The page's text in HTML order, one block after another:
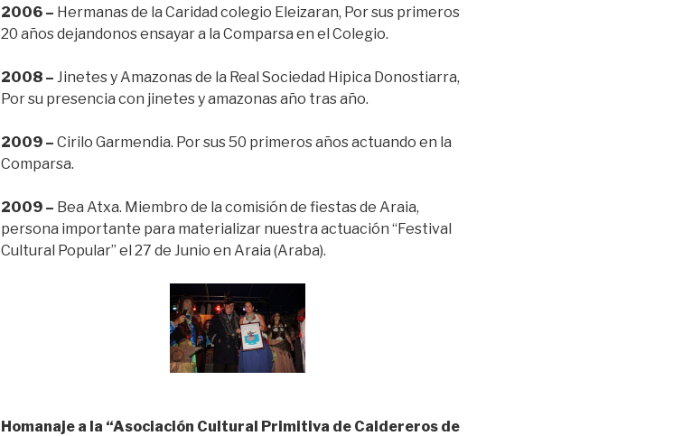
2006 – Hermanas de la Caridad colegio Eleizaran, Por sus primeros
20 años dejandonos ensayar a la Comparsa en el Colegio.
2008 – Jinetes y Amazonas de la Real Sociedad Hipica Donostiarra,
Por su presencia con jinetes y amazonas año tras año.
2009 – Cirilo Garmendia. Por sus 50 primeros años actuando en la
Comparsa.
2009 – Bea Atxa. Miembro de la comisión de fiestas de Araia,
persona importante para materializar nuestra actuación “Festival
Cultural Popular” el 27 de Junio en Araia (Araba).
Homanaje a la “Asociación Cultural Primitiva de Caldereros de